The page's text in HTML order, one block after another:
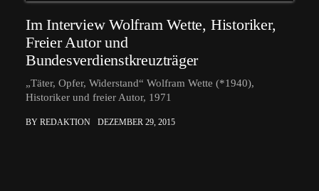
Im Interview Wolfram Wette, Historiker,
Freier Autor und
Bundesverdienstkreuzträger
„Täter, Opfer, Widerstand“ Wolfram Wette (*1940),
Historiker und freier Autor, 1971
BY REDAKTION DEZEMBER 29, 2015